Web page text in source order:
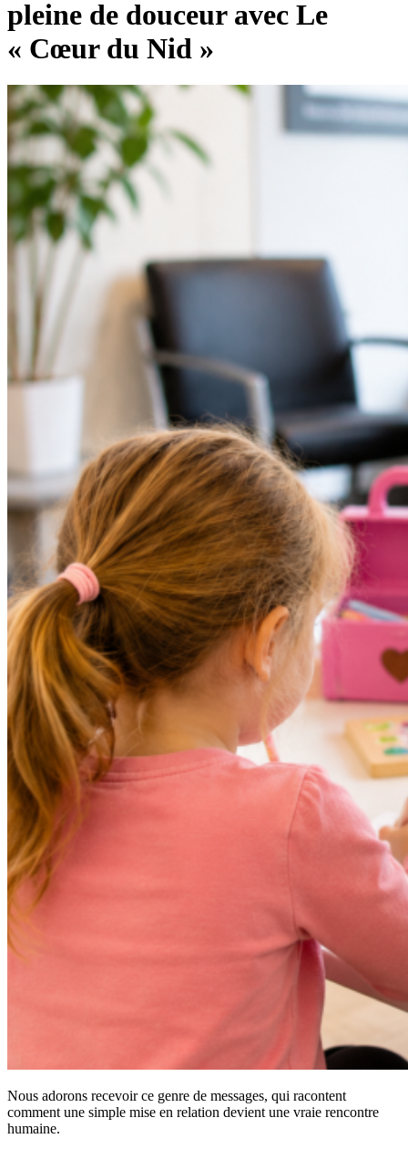
pleine de douceur avec Le
« Cœur du Nid »
Nous adorons recevoir ce genre de messages, qui racontent
comment une simple mise en relation devient une vraie rencontre
humaine.